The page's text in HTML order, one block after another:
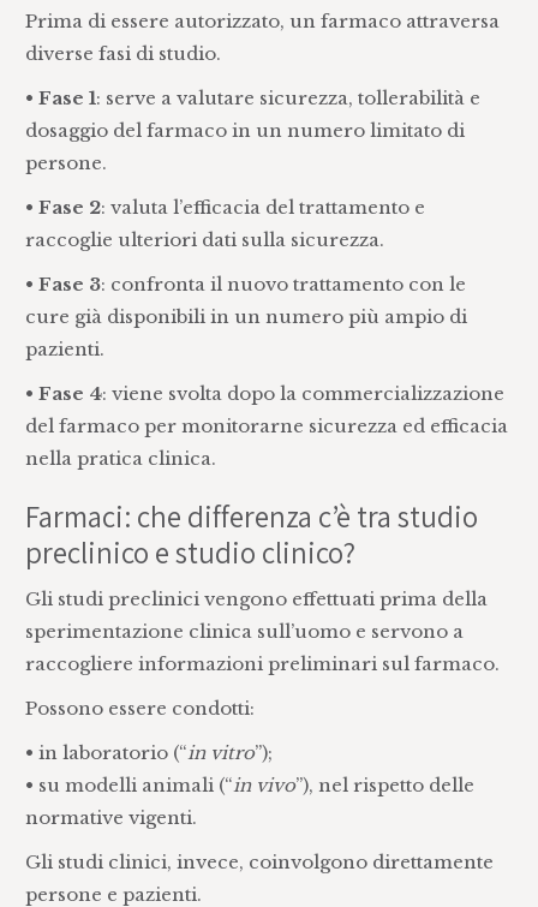
Prima di essere autorizzato, un farmaco attraversa
diverse fasi di studio.
•Fase 1: serve a valutare sicurezza, tollerabilità e
dosaggio del farmaco in un numero limitato di
persone.
•Fase 2: valuta l’efficacia del trattamento e
raccoglie ulteriori dati sulla sicurezza.
•Fase 3: confronta il nuovo trattamento con le
cure già disponibili in un numero più ampio di
pazienti.
•Fase 4: viene svolta dopo la commercializzazione
del farmaco per monitorarne sicurezza ed efficacia
nella pratica clinica.
Farmaci: che differenza c’è tra studio
preclinico e studio clinico?
Gli studi preclinici vengono effettuati prima della
sperimentazione clinica sull’uomo e servono a
raccogliere informazioni preliminari sul farmaco.
Possono essere condotti:
• in laboratorio (“in vitro”);
• su modelli animali (“in vivo”), nel rispetto delle
normative vigenti.
Gli studi clinici, invece, coinvolgono direttamente
persone e pazienti.